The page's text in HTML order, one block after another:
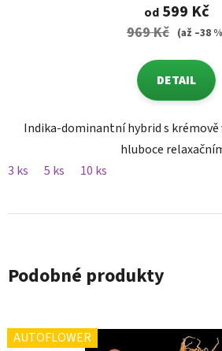
od599 Kč
969 Kč (až –38
DETAIL
Indika-dominantní hybrid s
hluboce
3 ks
5 ks 10 ks
Podobné produkty
AUTOFLOWER